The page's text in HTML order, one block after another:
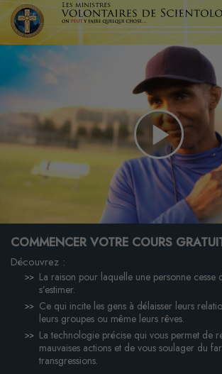
Play
Video
COMMENCER VOTRE COURS
Découvrez :
La raison pour laquelle une personne cesse
s’estimer.
Ce qui incite les gens à délaisser leurs
leurs groupes ou même leurs rêves.
La technologie précise qui vous permet de
mauvaises actions et de vous soulager du
transgressions.